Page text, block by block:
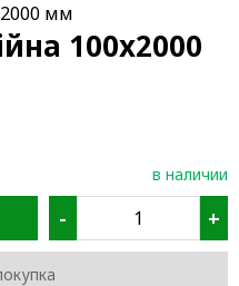
мм
100х2000
в наличии
- +